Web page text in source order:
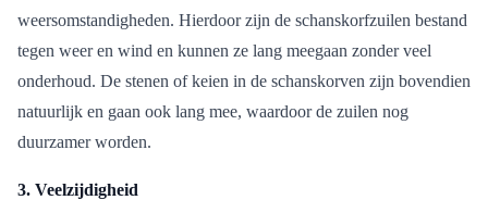
weersomstandigheden. Hierdoor zijn de schanskorfzuilen bestand
tegen weer en wind en kunnen ze lang meegaan zonder veel
onderhoud. De stenen of keien in de schanskorven zijn bovendien
natuurlijk en gaan ook lang mee, waardoor de zuilen nog
duurzamer worden.
3. Veelzijdigheid